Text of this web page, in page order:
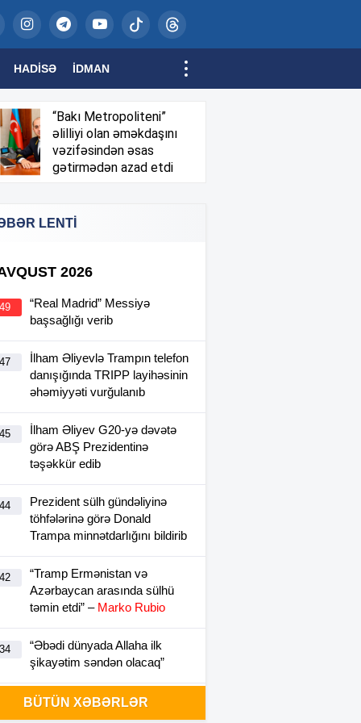
HADISƏ İDMAN
“Bakı Metropoliteni”
əlilliyi olan əməkdaşını
vəzifəsindən əsas
gətirmədən azad etdi
LENTİ
2026
“Real Madrid” Messiyə
başsağlığı verib
İlham Əliyevlə Trampın telefon
danışığında TRIPP layihəsinin
əhəmiyyəti vurğulanıb
İlham Əliyev G20-yə dəvətə
görə ABŞ Prezidentinə
təşəkkür edib
Prezident sülh gündəliyinə
töhfələrinə görə Donald
Trampa minnətdarlığını bildirib
“Tramp Ermənistan və
Azərbaycan arasında sülhü
təmin etdi” – Marko Rubio
“Əbədi dünyada Allaha ilk
şikayətim səndən olacaq”
İlham Əliyevlə Donald Tramp
arasında telefon danışığı olub
BÜTÜN XƏBƏRLƏR